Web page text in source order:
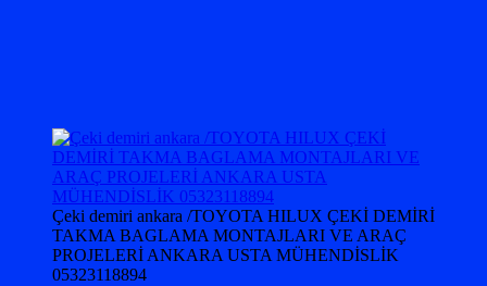
Çeki demiri ankara /TOYOTA HILUX ÇEKİ DEMİRİ
TAKMA BAGLAMA MONTAJLARI VE ARAÇ
PROJELERİ ANKARA USTA MÜHENDİSLİK
05323118894